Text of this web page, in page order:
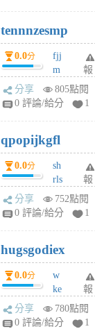
6
個
月
前
tennnzesmp
0.0分
fjj
m
w
rs
6
個
月
前
報
分享
805點閱
0 評論/給分
1
qpopijkgfl
0.0分
sh
rls
k
m
6
個
月
前
報
分享
752點閱
0 評論/給分
1
hugsgodiex
0.0分
w
ke
rv
pj
報
分享
780點閱
0 評論/給分
1